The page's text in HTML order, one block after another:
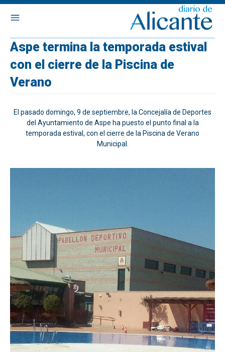
Aspe termina la temporada estival
con el cierre de la Piscina de
Verano
El pasado domingo, 9 de septiembre, la Concejalía de Deportes
del Ayuntamiento de Aspe ha puesto el punto final a la
temporada estival, con el cierre de la Piscina de Verano
Municipal.